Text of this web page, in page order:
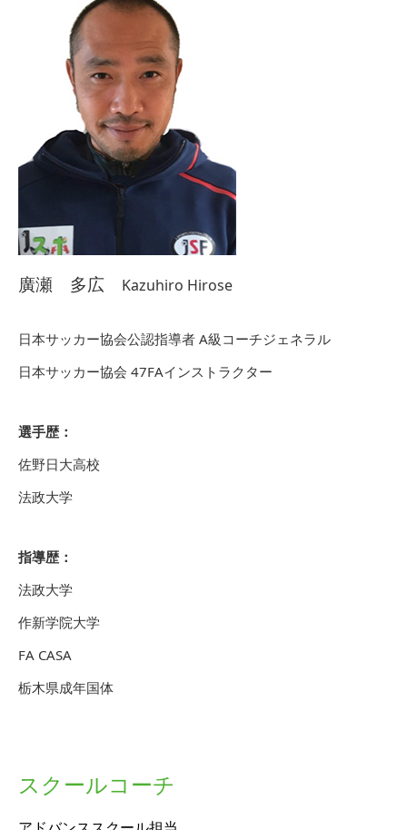
廣瀬 多広 Kazuhiro Hirose
日本サッカー協会公認指導者 A級コーチジェネラル
日本サッカー協会 47FAインストラクター
選手歴：
佐野日大高校
法政大学
指導歴：
法政大学
作新学院大学
FA CASA
栃木県成年国体
スクールコーチ